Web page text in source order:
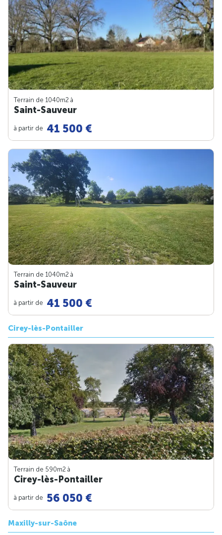
Terrain de 1040m2 à
Saint-Sauveur
à partir de 41 500 €
Terrain de 1040m2 à
Saint-Sauveur
à partir de 41 500 €
Cirey-lès-Pontailler
Terrain de 590m2 à
Cirey-lès-Pontailler
à partir de 56 050 €
Maxilly-sur-Saône